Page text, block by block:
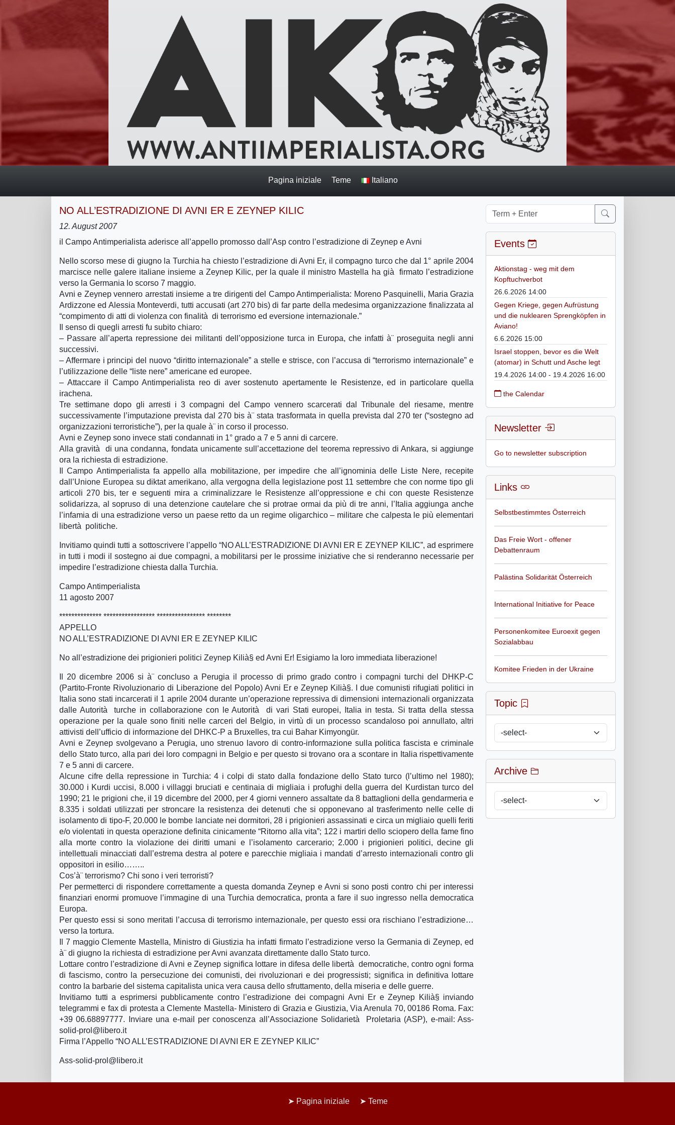
Pagina iniziale Teme Italiano
NO ALL’ESTRADIZIONE DI AVNI ER E ZEYNEP KILIC
12. August 2007
il Campo Antimperialista aderisce all’appello promosso dall’Asp contro l’estradizione di Zeynep e Avni
Nello scorso mese di giugno la Turchia ha chiesto l’estradizione di Avni Er, il compagno turco che dal 1° aprile 2004
marcisce nelle galere italiane insieme a Zeynep Kilic, per la quale il ministro Mastella ha già firmato l’estradizione
verso la Germania lo scorso 7 maggio.
Avni e Zeynep vennero arrestati insieme a tre dirigenti del Campo Antimperialista: Moreno Pasquinelli, Maria Grazia
Ardizzone ed Alessia Monteverdi, tutti accusati (art 270 bis) di far parte della medesima organizzazione finalizzata al
“compimento di atti di violenza con finalità di terrorismo ed eversione internazionale.”
Il senso di quegli arresti fu subito chiaro:
– Passare all’aperta repressione dei militanti dell’opposizione turca in Europa, che infatti à¨ proseguita negli anni
successivi.
– Affermare i principi del nuovo “diritto internazionale” a stelle e strisce, con l’accusa di “terrorismo internazionale” e
l’utilizzazione delle “liste nere” americane ed europee.
– Attaccare il Campo Antimperialista reo di aver sostenuto apertamente le Resistenze, ed in particolare quella
irachena.
Tre settimane dopo gli arresti i 3 compagni del Campo vennero scarcerati dal Tribunale del riesame, mentre
successivamente l’imputazione prevista dal 270 bis à¨ stata trasformata in quella prevista dal 270 ter (“sostegno ad
organizzazioni terroristiche”), per la quale à¨ in corso il processo.
Avni e Zeynep sono invece stati condannati in 1° grado a 7 e 5 anni di carcere.
Alla gravità di una condanna, fondata unicamente sull’accettazione del teorema repressivo di Ankara, si aggiunge
ora la richiesta di estradizione.
Il Campo Antimperialista fa appello alla mobilitazione, per impedire che all’ignominia delle Liste Nere, recepite
dall’Unione Europea su diktat amerikano, alla vergogna della legislazione post 11 settembre che con norme tipo gli
articoli 270 bis, ter e seguenti mira a criminalizzare le Resistenze all’oppressione e chi con queste Resistenze
solidarizza, al sopruso di una detenzione cautelare che si protrae ormai da più di tre anni, l’Italia aggiunga anche
l’infamia di una estradizione verso un paese retto da un regime oligarchico – militare che calpesta le più elementari
libertà politiche.
Invitiamo quindi tutti a sottoscrivere l’appello “NO ALL’ESTRADIZIONE DI AVNI ER E ZEYNEP KILIC”, ad esprimere
in tutti i modi il sostegno ai due compagni, a mobilitarsi per le prossime iniziative che si renderanno necessarie per
impedire l’estradizione chiesta dalla Turchia.
Campo Antimperialista
11 agosto 2007
************** ***************** **************** ********
APPELLO
NO ALL’ESTRADIZIONE DI AVNI ER E ZEYNEP KILIC
No all’estradizione dei prigionieri politici Zeynep Kilià§ ed Avni Er! Esigiamo la loro immediata liberazione!
Il 20 dicembre 2006 si à¨ concluso a Perugia il processo di primo grado contro i compagni turchi del DHKP-C
(Partito-Fronte Rivoluzionario di Liberazione del Popolo) Avni Er e Zeynep Kilià§. I due comunisti rifugiati politici in
Italia sono stati incarcerati il 1 aprile 2004 durante un’operazione repressiva di dimensioni internazionali organizzata
dalle Autorità turche in collaborazione con le Autorità di vari Stati europei, Italia in testa. Si tratta della stessa
operazione per la quale sono finiti nelle carceri del Belgio, in virtù di un processo scandaloso poi annullato, altri
attivisti dell’ufficio di informazione del DHKC-P a Bruxelles, tra cui Bahar Kimyongür.
Avni e Zeynep svolgevano a Perugia, uno strenuo lavoro di contro-informazione sulla politica fascista e criminale
dello Stato turco, alla pari dei loro compagni in Belgio e per questo si trovano ora a scontare in Italia rispettivamente
7 e 5 anni di carcere.
Alcune cifre della repressione in Turchia: 4 i colpi di stato dalla fondazione dello Stato turco (l’ultimo nel 1980);
30.000 i Kurdi uccisi, 8.000 i villaggi bruciati e centinaia di migliaia i profughi della guerra del Kurdistan turco del
1990; 21 le prigioni che, il 19 dicembre del 2000, per 4 giorni vennero assaltate da 8 battaglioni della gendarmeria e
8.335 i soldati utilizzati per stroncare la resistenza dei detenuti che si opponevano al trasferimento nelle celle di
isolamento di tipo-F, 20.000 le bombe lanciate nei dormitori, 28 i prigionieri assassinati e circa un migliaio quelli feriti
e/o violentati in questa operazione definita cinicamente “Ritorno alla vita”; 122 i martiri dello sciopero della fame fino
alla morte contro la violazione dei diritti umani e l’isolamento carcerario; 2.000 i prigionieri politici, decine gli
intellettuali minacciati dall’estrema destra al potere e parecchie migliaia i mandati d’arresto internazionali contro gli
oppositori in esilio……..
Cos’à¨ terrorismo? Chi sono i veri terroristi?
Per permetterci di rispondere correttamente a questa domanda Zeynep e Avni si sono posti contro chi per interessi
finanziari enormi promuove l’immagine di una Turchia democratica, pronta a fare il suo ingresso nella democratica
Europa.
Per questo essi si sono meritati l’accusa di terrorismo internazionale, per questo essi ora rischiano l’estradizione…
verso la tortura.
Il 7 maggio Clemente Mastella, Ministro di Giustizia ha infatti firmato l’estradizione verso la Germania di Zeynep, ed
à¨ di giugno la richiesta di estradizione per Avni avanzata direttamente dallo Stato turco.
Lottare contro l’estradizione di Avni e Zeynep significa lottare in difesa delle libertà democratiche, contro ogni forma
di fascismo, contro la persecuzione dei comunisti, dei rivoluzionari e dei progressisti; significa in definitiva lottare
contro la barbarie del sistema capitalista unica vera causa dello sfruttamento, della miseria e delle guerre.
Invitiamo tutti a esprimersi pubblicamente contro l’estradizione dei compagni Avni Er e Zeynep Kilià§ inviando
telegrammi e fax di protesta a Clemente Mastella- Ministero di Grazia e Giustizia, Via Arenula 70, 00186 Roma. Fax:
+39 06.68897777. Inviare una e-mail per conoscenza all’Associazione Solidarietà Proletaria (ASP), e-mail: Ass-
solid-prol@libero.it
Firma l’Appello “NO ALL’ESTRADIZIONE DI AVNI ER E ZEYNEP KILIC”
Ass-solid-prol@libero.it
Events
Aktionstag - weg mit dem
Kopftuchverbot
26.6.2026 14:00
Gegen Kriege, gegen Aufrüstung
und die nuklearen Sprengköpfen in
Aviano!
6.6.2026 15:00
Israel stoppen, bevor es die Welt
(atomar) in Schutt und Asche legt
19.4.2026 14:00 - 19.4.2026 16:00
the Calendar
Newsletter
Go to newsletter subscription
Links
Selbstbestimmtes Österreich
Das Freie Wort - offener
Debattenraum
Palästina Solidarität Österreich
International Initiative for Peace
Personenkomitee Euroexit gegen
Sozialabbau
Komitee Frieden in der Ukraine
Topic
Archive
Pagina iniziale Teme